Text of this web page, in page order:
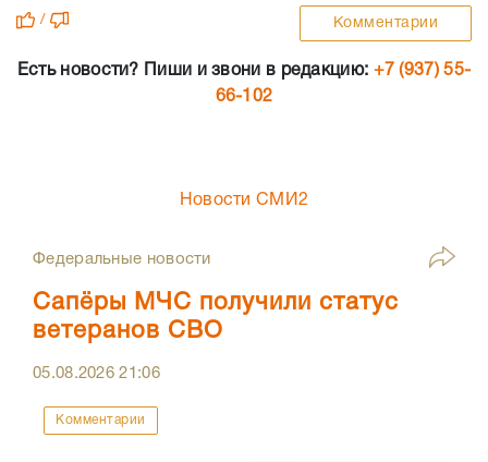
/ Комментарии
Есть новости? Пиши и звони в редакцию: +7 (937) 55-
66-102
Новости СМИ2
Федеральные новости
Сапёры МЧС получили статус
ветеранов СВО
05.08.202621:06
Комментарии